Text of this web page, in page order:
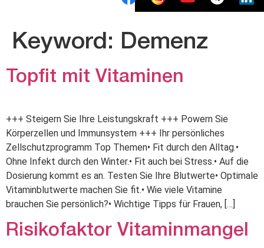
Keyword: Demenz
Topfit mit Vitaminen
+++ Steigern Sie Ihre Leistungskraft +++ Powern Sie
Körperzellen und Immunsystem +++ Ihr persönliches
Zellschutzprogramm Top Themen• Fit durch den Alltag.•
Ohne Infekt durch den Winter.• Fit auch bei Stress.• Auf die
Dosierung kommt es an. Testen Sie Ihre Blutwerte• Optimale
Vitaminblutwerte machen Sie fit.• Wie viele Vitamine
brauchen Sie persönlich?• Wichtige Tipps für Frauen, […]
Risikofaktor Vitaminmangel